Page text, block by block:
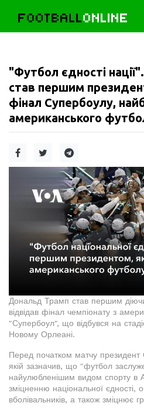
FOOTBALLONLINE
"Футбол єдності
став першим
фінал Супербоулу,
американського
Дональд Трамп став першим
відвідав фінал чемпіонату з
"Супербоул", що відбувся на
Новому Орлеані.
Перед початком матчу
якій зазначив, що "футбол
найулюбленішим видом спорту в
зміцненню національної єдності,
вболівальників, а також зміцнює